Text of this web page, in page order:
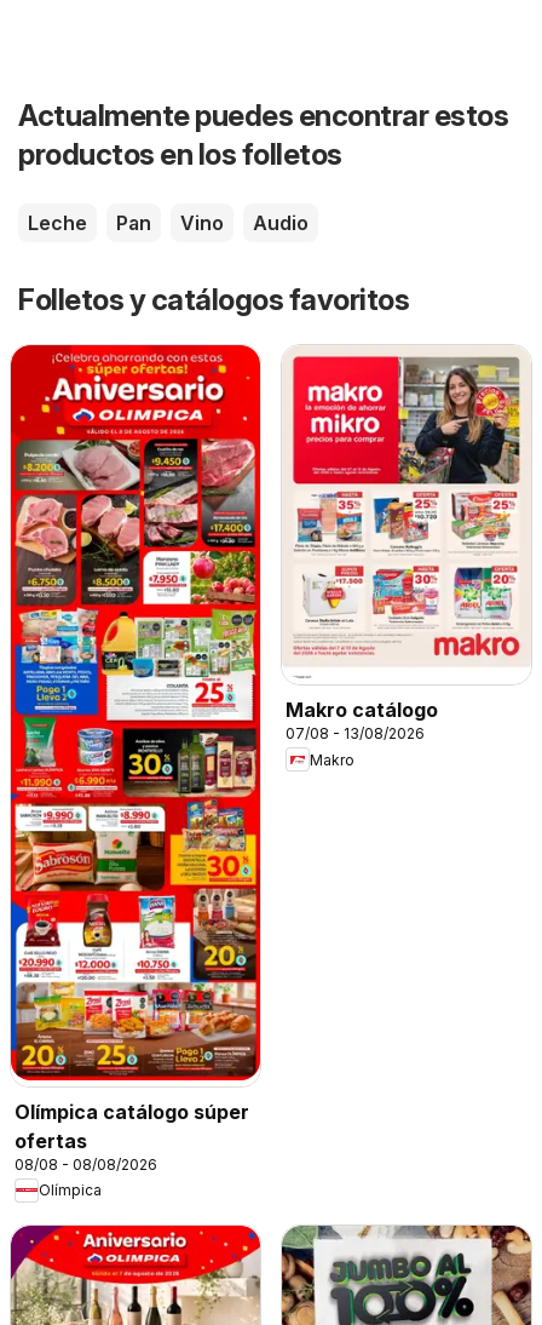
Actualmente puedes encontrar estos
productos en los folletos
Leche Pan Vino Audio
Folletos y catálogos favoritos
Olímpica catálogo súper
ofertas
08/08 - 08/08/2026
Olímpica
Makro catálogo
07/08 - 13/08/2026
Makro